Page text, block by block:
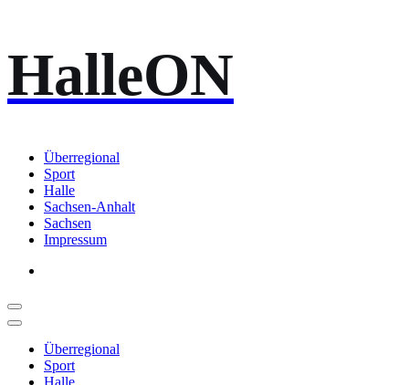
Inhalt
springen
HalleON
Überregional
Sport
Halle
Sachsen-Anhalt
Sachsen
Impressum
Überregional
Sport